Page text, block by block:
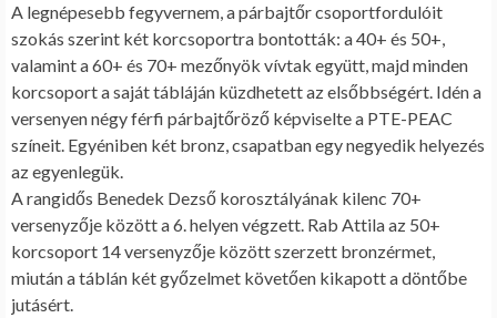
A legnépesebb fegyvernem, a párbajtőr csoportfordulóit
szokás szerint két korcsoportra bontották: a 40+ és 50+,
valamint a 60+ és 70+ mezőnyök vívtak együtt, majd minden
korcsoport a saját tábláján küzdhetett az elsőbbségért. Idén a
versenyen négy férfi párbajtőröző képviselte a PTE-PEAC
színeit. Egyéniben két bronz, csapatban egy negyedik helyezés
az egyenlegük.
A rangidős Benedek Dezső korosztályának kilenc 70+
versenyzője között a 6. helyen végzett. Rab Attila az 50+
korcsoport 14 versenyzője között szerzett bronzérmet,
miután a táblán két győzelmet követően kikapott a döntőbe
jutásért.